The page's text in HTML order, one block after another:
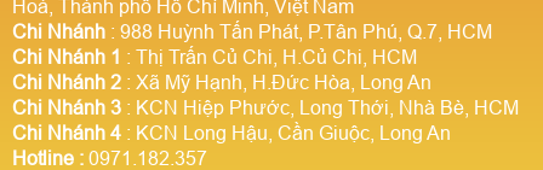
Hoà, Thành phố Hồ Chí Minh, Việt Nam
Chi Nhánh : 988 Huỳnh Tấn Phát, P.Tân Phú, Q.7, HCM
Chi Nhánh 1 : Thị Trấn Củ Chi, H.Củ Chi, HCM
Chi Nhánh 2 : Xã Mỹ Hạnh, H.Đức Hòa, Long An
Chi Nhánh 3 : KCN Hiệp Phước, Long Thới, Nhà Bè, HCM
Chi Nhánh 4 : KCN Long Hậu, Cần Giuộc, Long An
Hotline : 0971.182.357